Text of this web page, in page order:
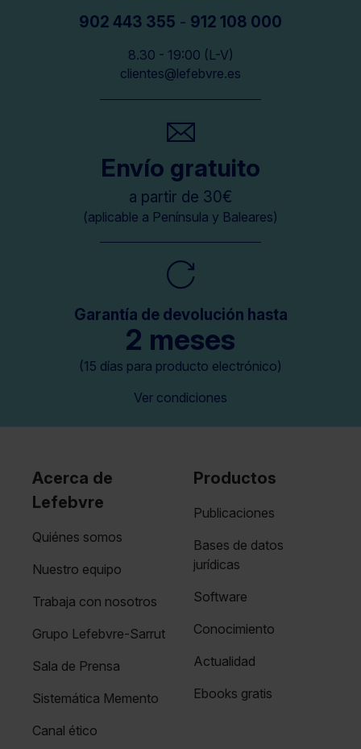
902 443 355 - 912 108 000
8.30 - 19:00 (L-V)
clientes@lefebvre.es
Envío gratuito
a partir de 30€
(aplicable a Península y Baleares)
Garantía de devolución hasta
2 meses
(15 días para producto electrónico)
Ver condiciones
Acerca de
Lefebvre
Quiénes somos
Nuestro equipo
Trabaja con nosotros
Grupo Lefebvre-Sarrut
Sala de Prensa
Sistemática Memento
Canal ético
Productos
Publicaciones
Bases de datos
jurídicas
Software
Conocimiento
Actualidad
Ebooks gratis